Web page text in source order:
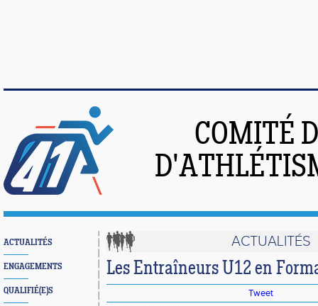
COMITÉ
ACTUALITÉS
ENGAGEMENTS
QUALIFIÉ(E)S
ACTUALITÉS
Les Entraîneurs U12 en
Tweet